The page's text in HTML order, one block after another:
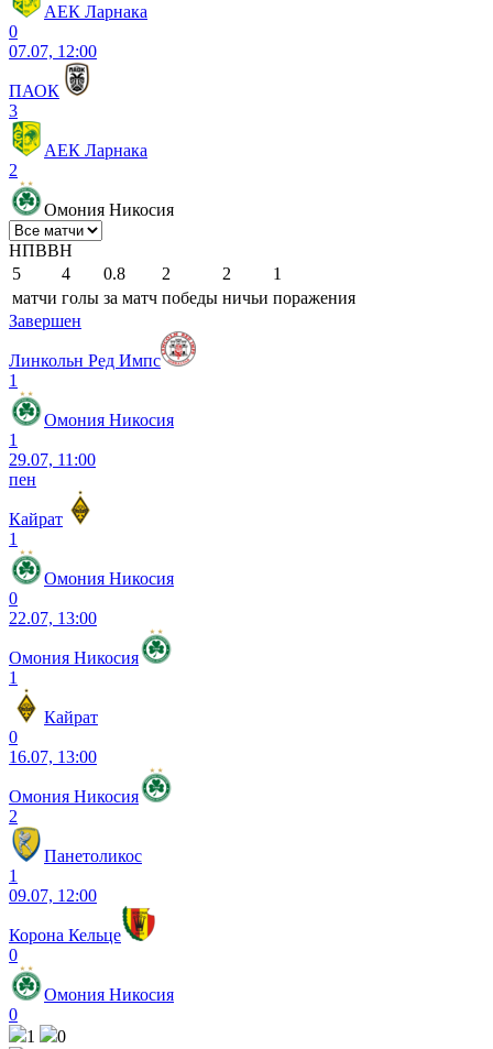
АЕК Ларнака
0
07.07, 12:00
ПАОК
3
АЕК Ларнака
2
Омония Никосия
НПВВН
5
4 0.8 2 2
1
матчи голы за матч победы ничьи поражения
Завершен
Линкольн Ред Импс
1
Омония Никосия
1
29.07, 11:00
пен
Кайрат
1
Омония Никосия
0
22.07, 13:00
Омония Никосия
1
Кайрат
0
16.07, 13:00
Омония Никосия
2
Панетоликос
1
09.07, 12:00
Корона Кельце
0
Омония Никосия
0
1
0